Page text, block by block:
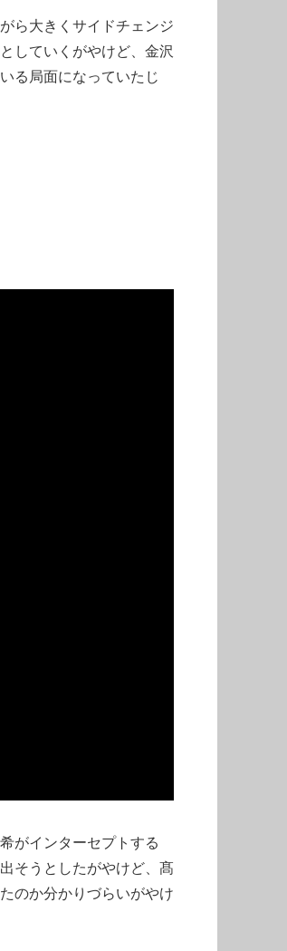
ら大きくサイドチェンジ
していくがやけど、金沢
る局面になっていたじ
がインターセプトする
そうとしたがやけど、髙
のか分かりづらいがやけ